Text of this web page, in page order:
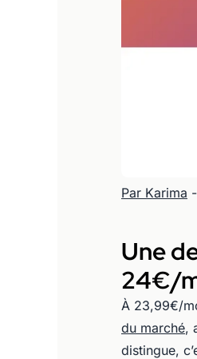
Par Karima
Une
24€/
À 23,99€/
du marché,
distingue,